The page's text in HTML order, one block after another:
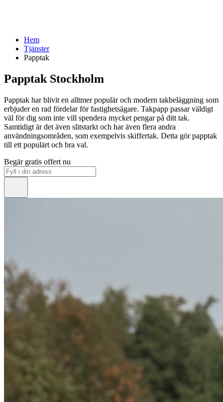
Hem
Tjänster
Papptak
Papptak Stockholm
Papptak har blivit en alltmer populär och modern takbeläggning som
erbjuder en rad fördelar för fastighetsägare. Takpapp passar väldigt
väl för dig som inte vill spendera mycket pengar på ditt tak.
Samtidigt är det även slitstarkt och har även flera andra
användningsområden, som exempelvis skiffertak. Detta gör papptak
till ett populärt och bra val.
Begär gratis offert nu